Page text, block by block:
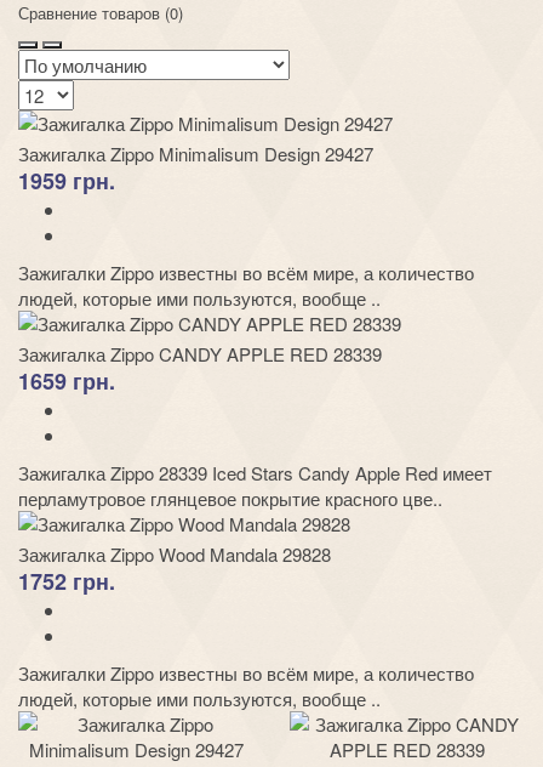
Сравнение товаров (0)
Зажигалка Zippo Minimalisum Design 29427
1959 грн.
Зажигалки Zippo известны во всём мире, а количество
людей, которые ими пользуются, вообще ..
Зажигалка Zippo CANDY APPLE RED 28339
1659 грн.
Зажигалка Zippo 28339 Iced Stars Candy Apple Red имеет
перламутровое глянцевое покрытие красного цве..
Зажигалка Zippo Wood Mandala 29828
1752 грн.
Зажигалки Zippo известны во всём мире, а количество
людей, которые ими пользуются, вообще ..